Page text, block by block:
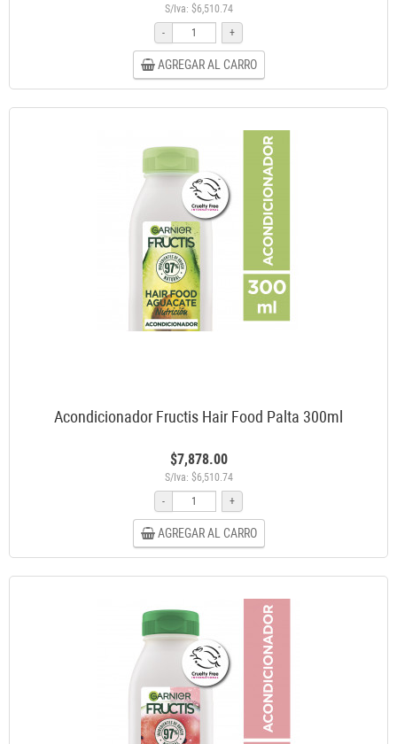
S/Iva: $6,510.74
-
+
AGREGAR AL CARRO
Acondicionador Fructis Hair Food Palta 300ml
$7,878.00
S/Iva: $6,510.74
-
+
AGREGAR AL CARRO